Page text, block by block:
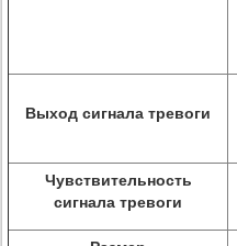
Выход сигнала тревоги
Чувствительность
сигнала тревоги